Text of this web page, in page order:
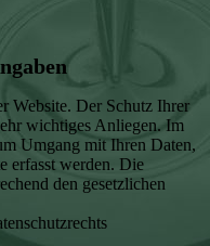
Website. Der Schutz Ihrer
wichtiges Anliegen. Im
Umgang mit Ihren Daten,
erfasst werden. Die
den gesetzlichen